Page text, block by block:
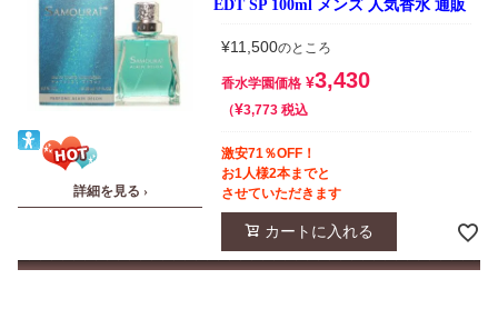
詳細を見る ›
EDT SP 100ml メンズ 人気香水 通販
¥11,500のところ
香水学園価格 ¥3,430
¥3,773 税込
激安71％OFF！
お1人様2本までと
させていただきます
カートに入れる